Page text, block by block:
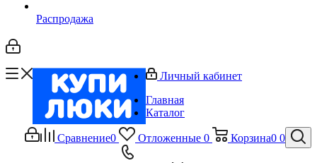
Распродажа
Сравнение0 Отложенные 0 Корзина0 0
Личный кабинет
Главная
Каталог